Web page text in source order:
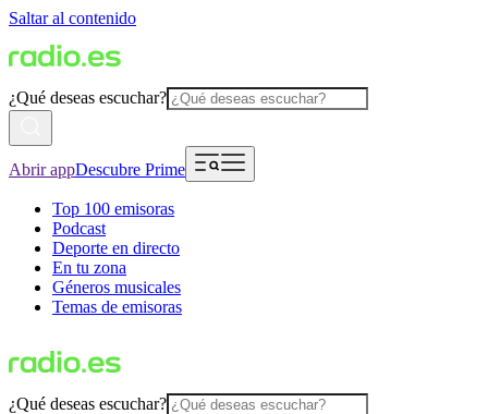
Saltar al contenido
¿Qué deseas escuchar?
Abrir appDescubre Prime
Top 100 emisoras
Podcast
Deporte en directo
En tu zona
Géneros musicales
Temas de emisoras
¿Qué deseas escuchar?